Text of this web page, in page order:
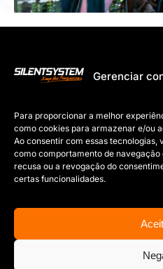
Gerenciar
Para proporcionar a melhor
como cookies para armazenar e/ou
Ao consentir com essas tecnologias,
como comportamento de navegação
recusa ou a revogação do
certas funcionalidades.